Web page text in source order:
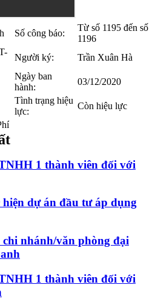
Số công báo:
Từ số 1195 đến số
1196
Người ký: Trần Xuân Hà
Ngày ban
hành:
03/12/2020
Tình trạng hiệu
lực:
Còn hiệu lực
1 thành viên đối với
dự án đầu tư áp dụng
nhánh/văn phòng đại
1 thành viên đối với